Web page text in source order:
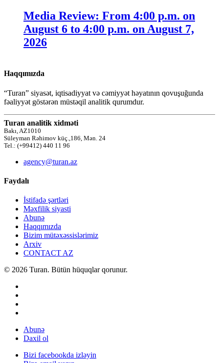
Media Review: From 4:00 p.m. on
August 6 to 4:00 p.m. on August 7,
2026
Haqqımızda
“Turan” siyasət, iqtisadiyyat və cəmiyyət həyatının qovuşuğunda
fəaliyyət göstərən müstəqil analitik qurumdur.
Turan analitik xidməti
Bakı, AZ1010
Süleyman Rəhimov küç.,186, Mən. 24
Tel.: (+99412) 440 11 96
agency@turan.az
Faydalı
İstifadə şərtləri
Məxfilik siyasti
Abunə
Haqqımızda
Bizim mütəxəssislərimiz
Arxiv
CONTACT AZ
© 2026 Turan. Bütün hüquqlar qorunur.
Abunə
Daxil ol
Bizi facebookda izləyin